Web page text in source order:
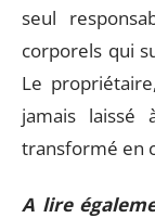
seul
corporels qui
Le
jamais laissé
transformé en
A lire